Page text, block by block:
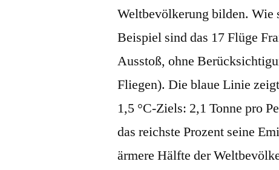
Weltbevölkerung bilden. Wie
Beispiel sind das 17 Flüge
Ausstoß, ohne
Fliegen). Die blaue Linie
1,5 °C-Ziels: 2,1 Tonne pro
das reichste Prozent seine
ärmere Hälfte der